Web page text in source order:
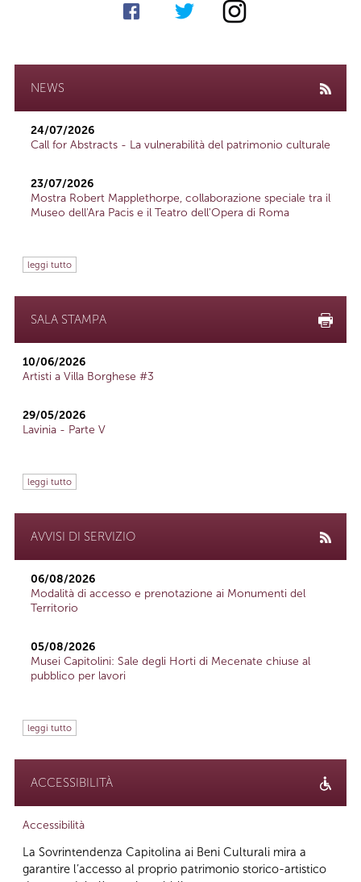
NEWS
24/07/2026
Call for Abstracts - La vulnerabilità del patrimonio culturale
23/07/2026
Mostra Robert Mapplethorpe, collaborazione speciale tra il
Museo dell'Ara Pacis e il Teatro dell'Opera di Roma
leggi tutto
SALA STAMPA
10/06/2026
Artisti a Villa Borghese #3
29/05/2026
Lavinia - Parte V
leggi tutto
AVVISI DI SERVIZIO
06/08/2026
Modalità di accesso e prenotazione ai Monumenti del
Territorio
05/08/2026
Musei Capitolini: Sale degli Horti di Mecenate chiuse al
pubblico per lavori
leggi tutto
ACCESSIBILITÀ
Accessibilità
La Sovrintendenza Capitolina ai Beni Culturali mira a
garantire l’accesso al proprio patrimonio storico-artistico